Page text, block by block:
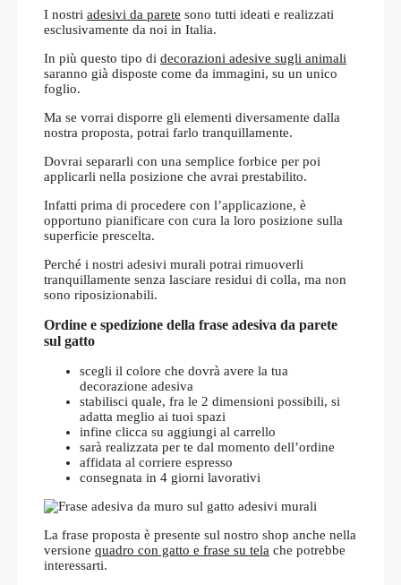
I nostri adesivi da parete sono tutti ideati e realizzati
esclusivamente da noi in Italia.
In più questo tipo di decorazioni adesive sugli animali
saranno già disposte come da immagini, su un unico
foglio.
Ma se vorrai disporre gli elementi diversamente dalla
nostra proposta, potrai farlo tranquillamente.
Dovrai separarli con una semplice forbice per poi
applicarli nella posizione che avrai prestabilito.
Infatti prima di procedere con l’applicazione, è
opportuno pianificare con cura la loro posizione sulla
superficie prescelta.
Perché i nostri adesivi murali potrai rimuoverli
tranquillamente senza lasciare residui di colla, ma non
sono riposizionabili.
Ordine e spedizione della frase adesiva da parete
sul gatto
scegli il colore che dovrà avere la tua
decorazione adesiva
stabilisci quale, fra le 2 dimensioni possibili, si
adatta meglio ai tuoi spazi
infine clicca su aggiungi al carrello
sarà realizzata per te dal momento dell’ordine
affidata al corriere espresso
consegnata in 4 giorni lavorativi
La frase proposta è presente sul nostro shop anche nella
versione quadro con gatto e frase su tela che potrebbe
interessarti.